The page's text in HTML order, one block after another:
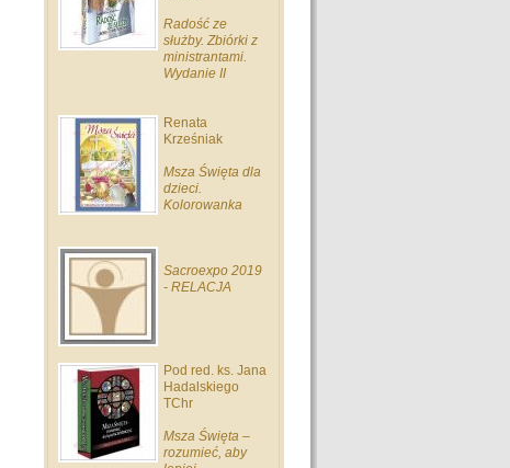
Radość ze
służby. Zbiórki z
ministrantami.
Wydanie II
Renata
Krześniak
Msza Święta dla
dzieci.
Kolorowanka
Sacroexpo 2019
- RELACJA
Pod red. ks. Jana
Hadalskiego
TChr
Msza Święta –
rozumieć, aby